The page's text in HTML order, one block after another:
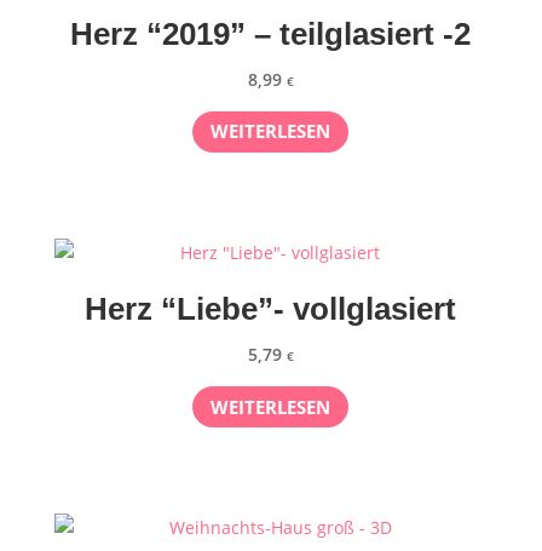
Herz “2019” – teilglasiert -2
8,99 €
WEITERLESEN
Herz “Liebe”- vollglasiert
5,79 €
WEITERLESEN